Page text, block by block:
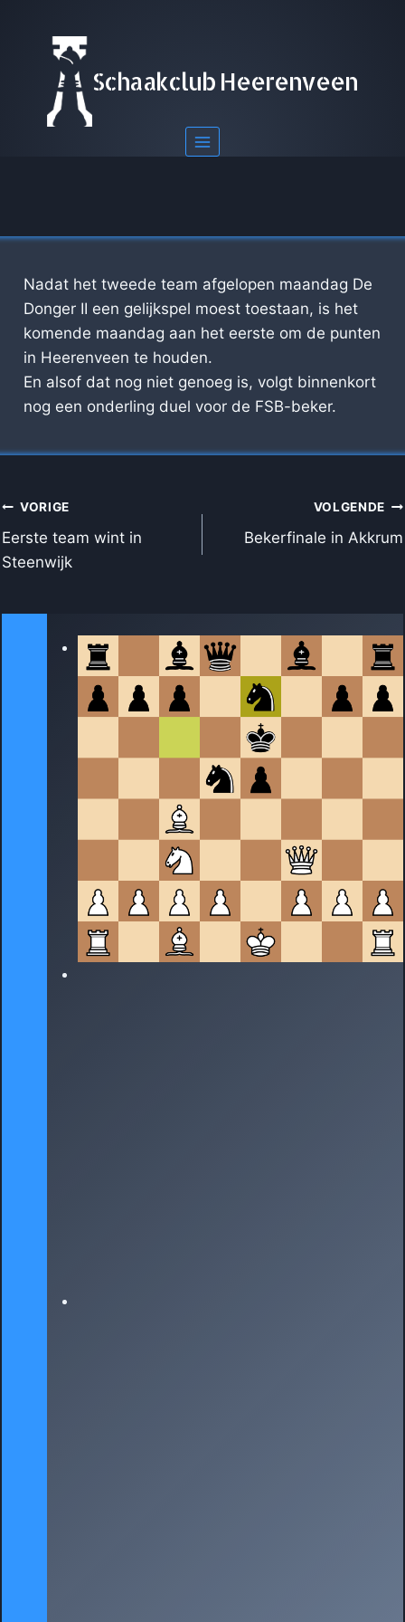
Schaakclub Heerenveen
Nadat het tweede team afgelopen maandag De
Donger II een gelijkspel moest toestaan, is het
komende maandag aan het eerste om de punten
in Heerenveen te houden.
En alsof dat nog niet genoeg is, volgt binnenkort
nog een onderling duel voor de FSB-beker.
BERICHT
NAVIGATIE
VORIGE
Eerste team wint in
Steenwijk
VOLGENDE
Bekerfinale in Akkrum